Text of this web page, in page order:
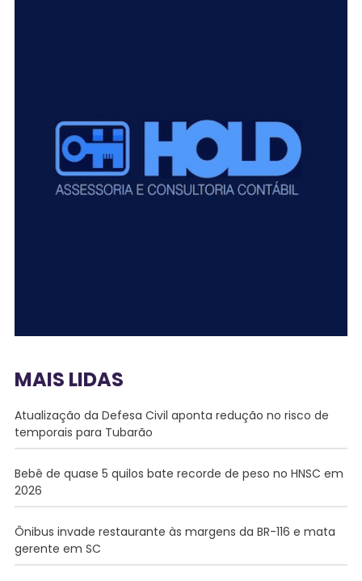
MAIS LIDAS
Atualização da Defesa Civil aponta redução no risco de
temporais para Tubarão
Bebê de quase 5 quilos bate recorde de peso no HNSC em
2026
Ônibus invade restaurante às margens da BR-116 e mata
gerente em SC